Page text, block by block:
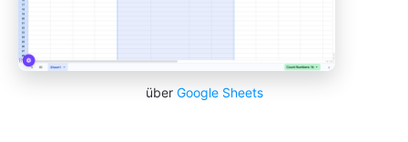
über Google Sheets